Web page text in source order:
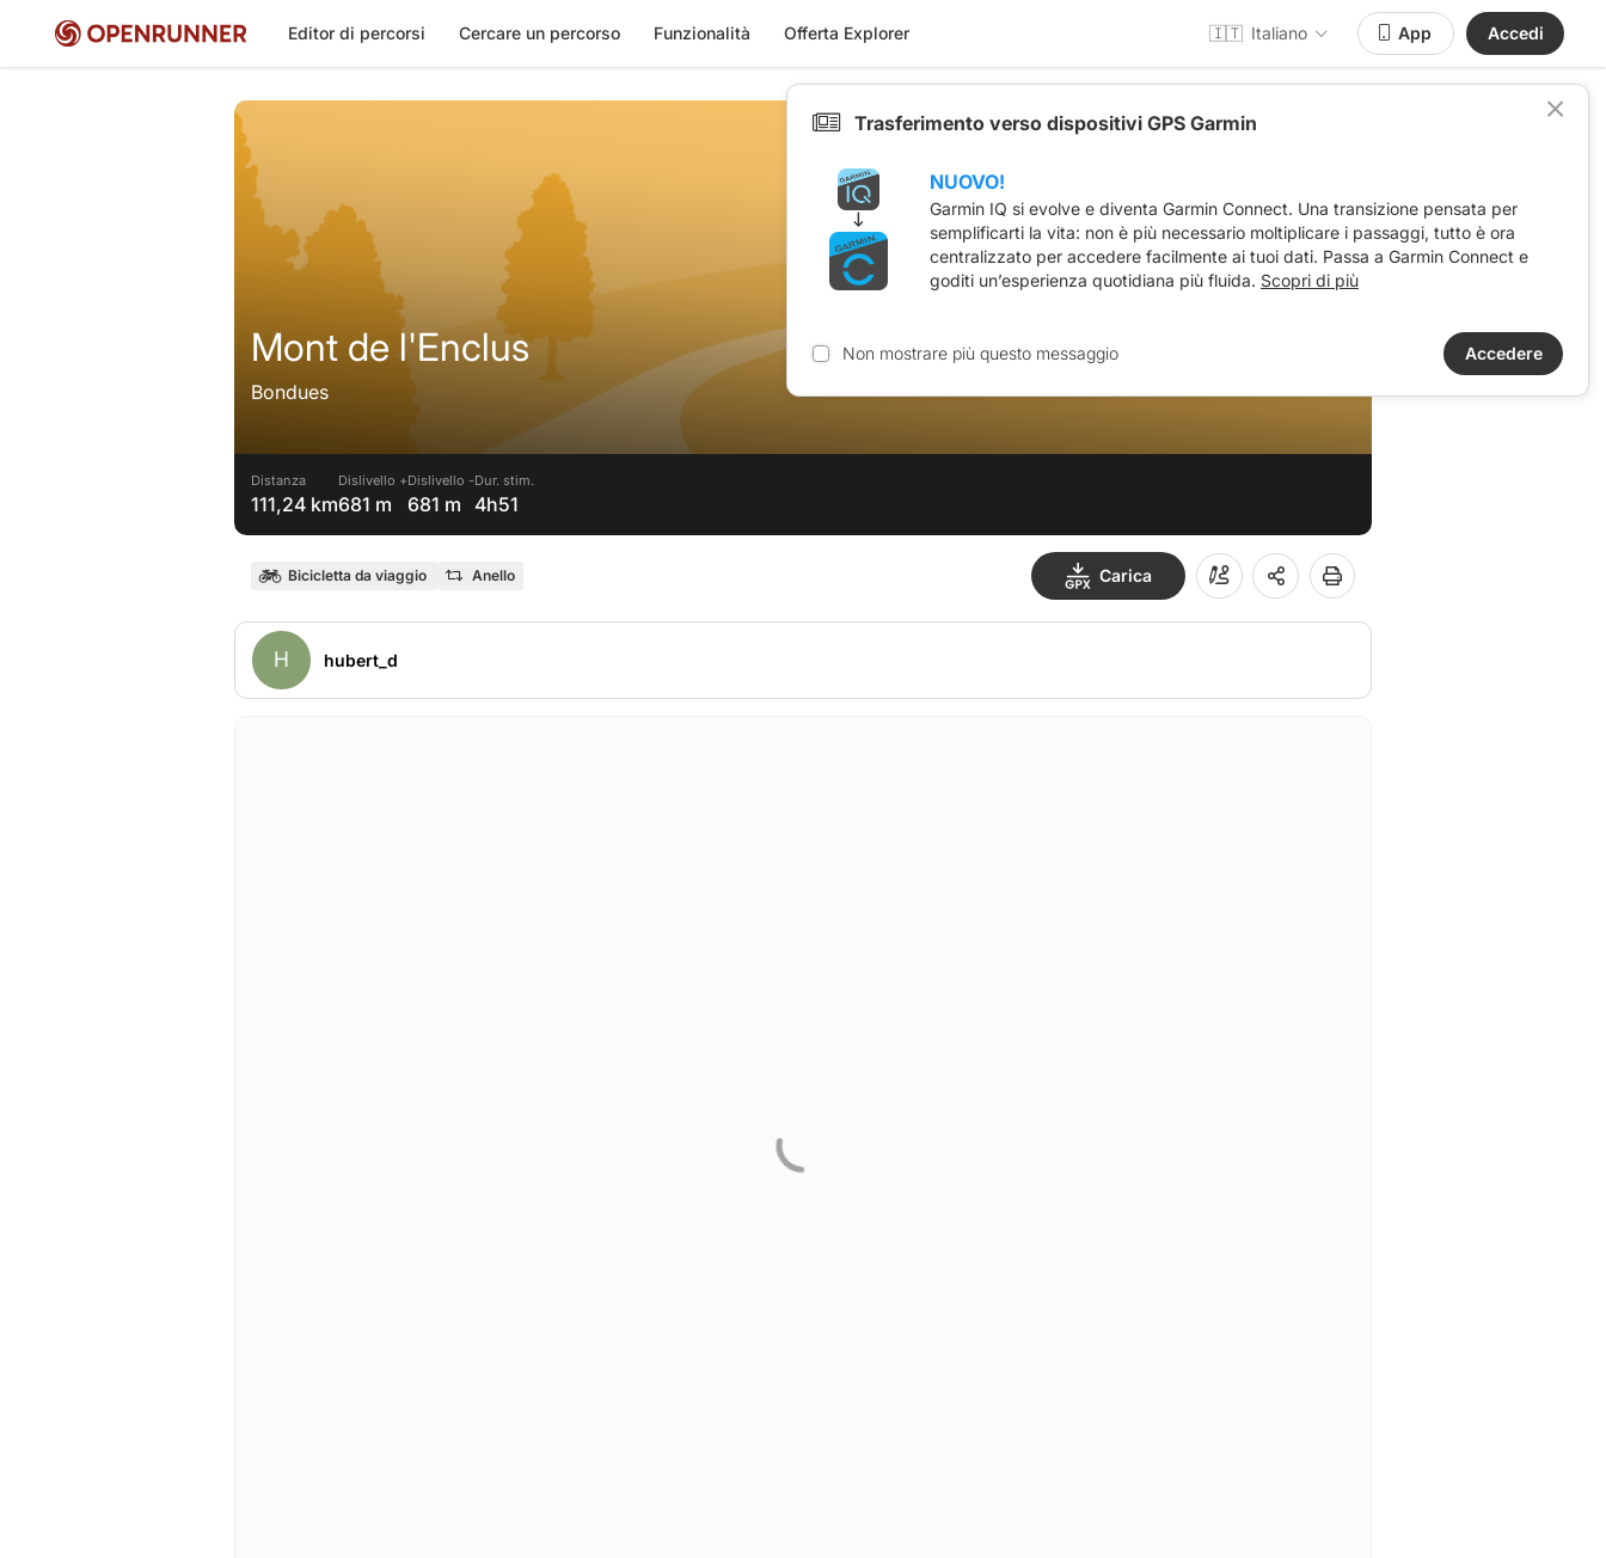
Editor di percorsi Cercare un percorso Funzionalità Offerta Explorer 🇮🇹 Italiano App Accedi
Mont de l'Enclus
Bondues
Distanza
111,24 km
Dislivello +
681 m
Dislivello -
681 m
Dur. stim.
4h51
Bicicletta da viaggio Anello Carica
H hubert_d
Trasferimento verso dispositivi GPS Garmin
NUOVO!
Garmin IQ si evolve e diventa Garmin Connect. Una transizione pensata per
semplificarti la vita: non è più necessario moltiplicare i passaggi, tutto è ora
centralizzato per accedere facilmente ai tuoi dati. Passa a Garmin Connect e
goditi un’esperienza quotidiana più fluida. Scopri di più
Non mostrare più questo messaggio Accedere